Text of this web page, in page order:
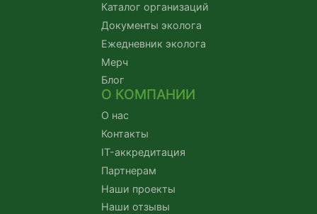
Каталог организаций
Документы эколога
Ежедневник эколога
Мерч
Блог
О КОМПАНИИ
О нас
Контакты
IT-аккредитация
Партнерам
Наши проекты
Наши отзывы